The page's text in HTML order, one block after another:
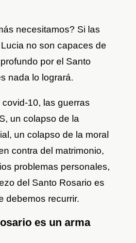
necesitamos? Si las
no son capaces de
por el Santo
nada lo logrará.
10, las guerras
un colapso de la
un colapso de la moral
contra del matrimonio,
problemas personales,
del Santo Rosario es
debemos recurrir.
es un arma